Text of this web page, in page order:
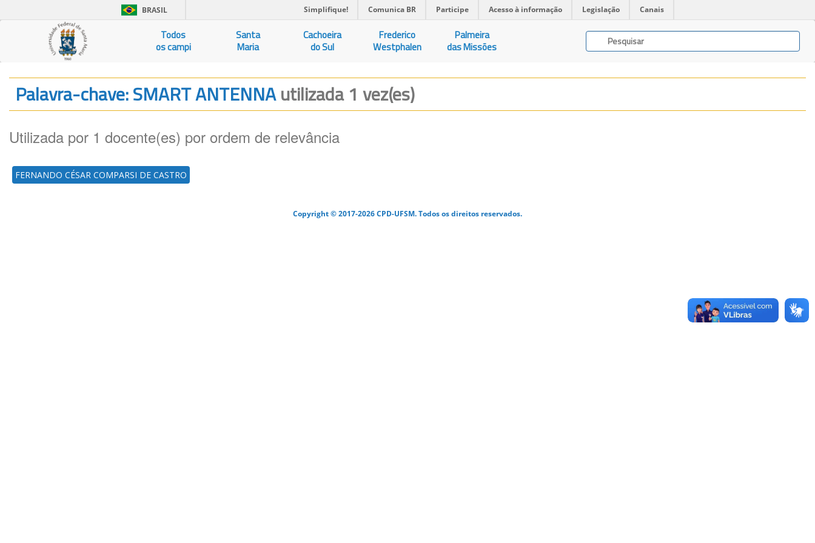
BRASIL Simplifique! Comunica BR Participe Acesso à informação Legislação Canais
Todos
os campi
Santa
Maria
Cachoeira
do Sul
Frederico
Westphalen
Palmeira
das Missões
Palavra-chave: SMART ANTENNAutilizada 1 vez(es)
Utilizada por 1 docente(es) por ordem de relevância
FERNANDO CÉSAR COMPARSI DE CASTRO
Copyright © 2017-2026 CPD-UFSM. Todos os direitos reservados.